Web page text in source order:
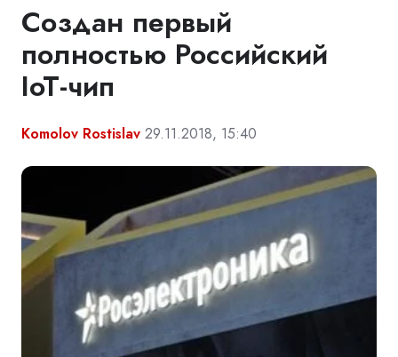
Создан первый
полностью Российский
IoT-чип
Komolov Rostislav 29.11.2018, 15:40